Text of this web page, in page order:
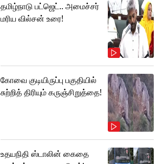
தமிழ்நாடு பட்ஜெட்.. அமைச்சர்
மரிய வில்சன் உரை!
கோவை குடியிருப்பு பகுதியில்
சுற்றித் திரியும் கருஞ்சிறுத்தை!
உதயநிதி ஸ்டாலின் கைதை